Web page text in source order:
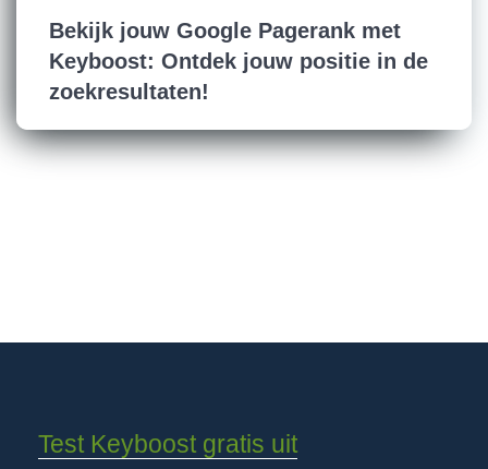
Bekijk jouw Google Pagerank met
Keyboost: Ontdek jouw positie in de
zoekresultaten!
Test Keyboost gratis uit